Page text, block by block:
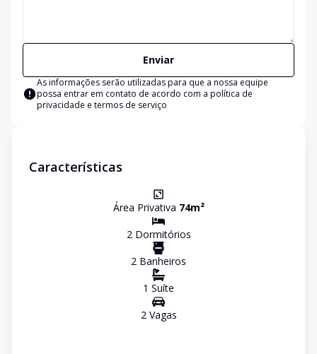
Enviar
As informações serão utilizadas para que a nossa equipe
possa entrar em contato de acordo com a política de
privacidade e termos de serviço
Características
Área Privativa 74m²
2Dormitórios
2 Banheiros
1 Suíte
2Vagas